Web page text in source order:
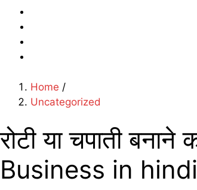
Home /
Uncategorized
रोटी या चपाती
Business in hindi